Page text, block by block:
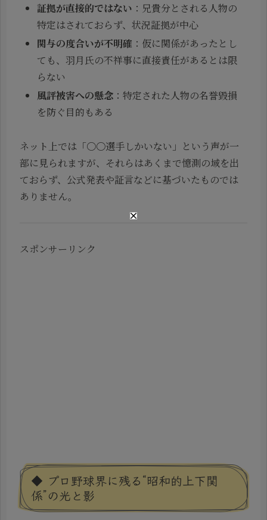
証拠が直接的ではない ：兄貴分とされる人物の
特定はされておらず、状況証拠が中心
関与の度合いが不明確 ：仮に関係があったとし
ても、羽月氏の不祥事に直接責任があるとは限
らない
風評被害への懸念 ：特定された人物の名誉毀損
を防ぐ目的もある
ネット上では「〇〇選手しかいない」という声が一
部に見られますが、それらはあくまで憶測の域を出
ておらず、公式発表や証言などに基づいたものでは
ありません。
スポンサーリンク
◆ プロ野球界に残る“昭和的上下関
係”の光と影